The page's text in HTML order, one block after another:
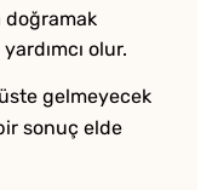
doğramak
olur.
gelmeyecek
sonuç elde